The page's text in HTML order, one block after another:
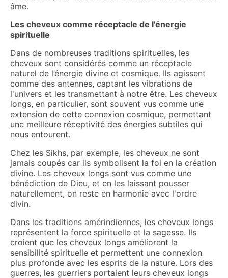
âme.
Les cheveux comme réceptacle de l'énergie
spirituelle
Dans de nombreuses traditions spirituelles, les
cheveux sont considérés comme un réceptacle
naturel de l’énergie divine et cosmique. Ils agissent
comme des antennes, captant les vibrations de
l'univers et les transmettant à notre être. Les cheveux
longs, en particulier, sont souvent vus comme une
extension de cette connexion cosmique, permettant
une meilleure réceptivité des énergies subtiles qui
nous entourent.
Chez les Sikhs, par exemple, les cheveux ne sont
jamais coupés car ils symbolisent la foi en la création
divine. Les cheveux longs sont vus comme une
bénédiction de Dieu, et en les laissant pousser
naturellement, on reste en harmonie avec l'ordre
divin.
Dans les traditions amérindiennes, les cheveux longs
représentent la force spirituelle et la sagesse. Ils
croient que les cheveux longs améliorent la
sensibilité spirituelle et permettent une connexion
plus profonde avec les esprits de la nature. Lors des
guerres, les guerriers portaient leurs cheveux longs